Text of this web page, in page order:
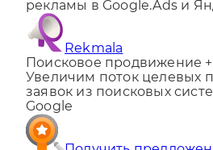
Поисковое продвижение +
Увеличим поток целевых
заявок из поисковых
Google